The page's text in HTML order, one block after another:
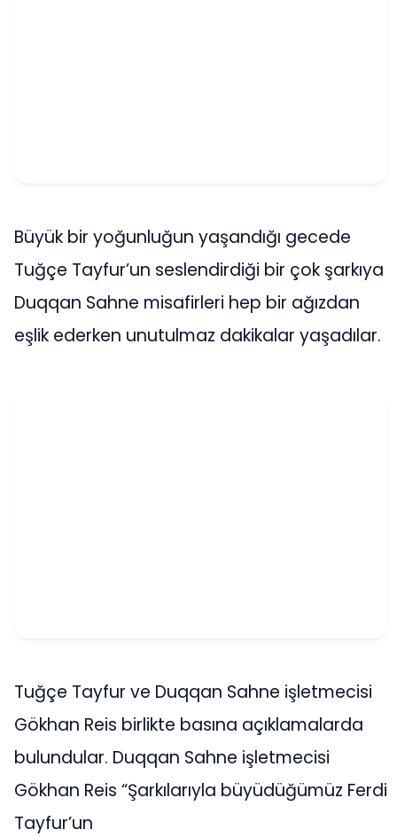
Büyük bir yoğunluğun yaşandığı gecede
Tuğçe Tayfur’un seslendirdiği bir çok şarkıya
Duqqan Sahne misafirleri hep bir ağızdan
eşlik ederken unutulmaz dakikalar yaşadılar.
Tuğçe Tayfur ve Duqqan Sahne işletmecisi
Gökhan Reis birlikte basına açıklamalarda
bulundular. Duqqan Sahne işletmecisi
Gökhan Reis “Şarkılarıyla büyüdüğümüz Ferdi
Tayfur’un